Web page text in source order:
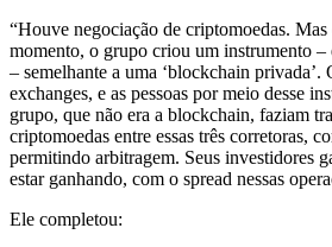
“Houve negociação de criptomoedas.
momento, o grupo criou um instrumento –
– semelhante a uma ‘blockchain privada’.
exchanges, e as pessoas por meio desse
grupo, que não era a blockchain, faziam
criptomoedas entre essas três corretoras,
permitindo arbitragem. Seus investidores
estar ganhando, com o spread nessas
Ele completou: